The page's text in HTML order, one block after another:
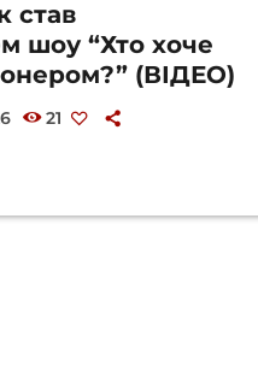
став
шоу “Хто хоче
(ВІДЕО)
21